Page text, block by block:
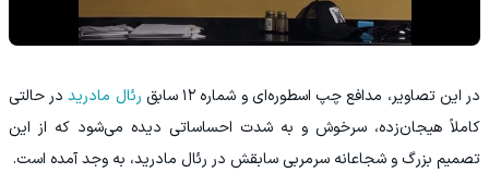
در این تصاویر، مدافع چپ اسطوره‌ای و شماره ۱۲ سابق رئال مادریددر حالتی
کاملاً هیجان‌زده، سرخوش و به شدت احساساتی دیده می‌شود که از این
تصمیم بزرگ و شجاعانه سرمربی سابقش در رئال مادرید، به وجد آمده است.